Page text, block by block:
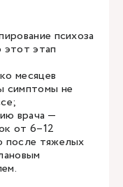
психоза
этап
месяцев
симптомы не
врача —
от 6–12
после тяжелых